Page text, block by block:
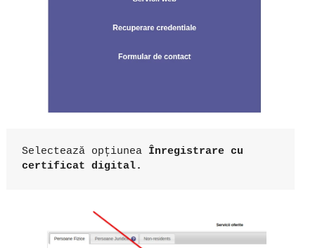
Selectează opțiunea Înregistrare cu
certificat digital.